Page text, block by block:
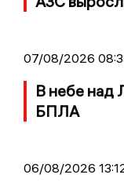
07/08/2026
В небе над
БПЛА
06/08/2026